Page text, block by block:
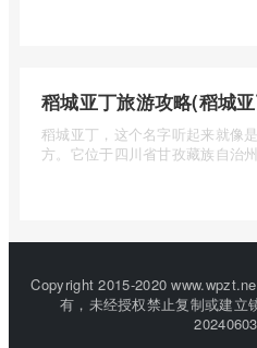
稻城亚丁旅游攻略(稻城
稻城亚丁，这个名字听起来就像
方。它位于四川省甘孜藏族自治
Copyright 2015-2020
有，未经授权禁止复制或建立